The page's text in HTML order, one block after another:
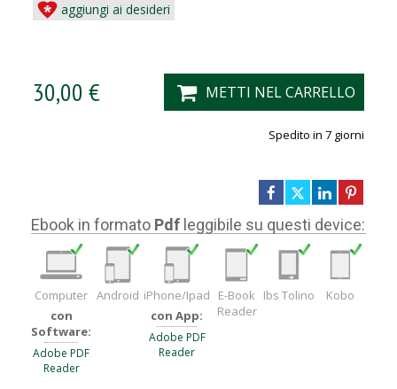
aggiungi ai desideri
30,00 € METTI NEL CARRELLO
Spedito in 7 giorni
Ebook in formato Pdf leggibile su questi device:
Computer
con
Software:
Adobe PDF
Reader
Android iPhone/Ipad
con App:
Adobe PDF
Reader
E-Book
Reader
Ibs Tolino Kobo